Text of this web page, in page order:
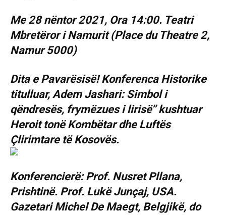
Me 28 nëntor 2021, Ora 14:00. Teatri
Mbretëror i Namurit (Place du Theatre 2,
Namur 5000)
Dita e Pavarësisë! Konferenca Historike
titulluar, Adem Jashari: Simbol i
qëndresës, frymëzues i lirisë’’ kushtuar
Heroit tonë Kombëtar dhe Luftës
Çlirimtare të Kosovës.
Konferencierë: Prof. Nusret Pllana,
Prishtinë. Prof. Lukë Junçaj, USA.
Gazetari Michel De Maegt, Belgjikë, do